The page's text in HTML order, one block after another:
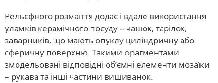
Рельєфного розмаїття додає і вдале використання
уламків керамічного посуду – чашок, тарілок,
заварників, що мають опуклу циліндричну або
сферичну поверхню. Такими фрагментами
змодельовані відповідні об’ємні елементи мозаїки
– рукава та інші частини вишиванок.